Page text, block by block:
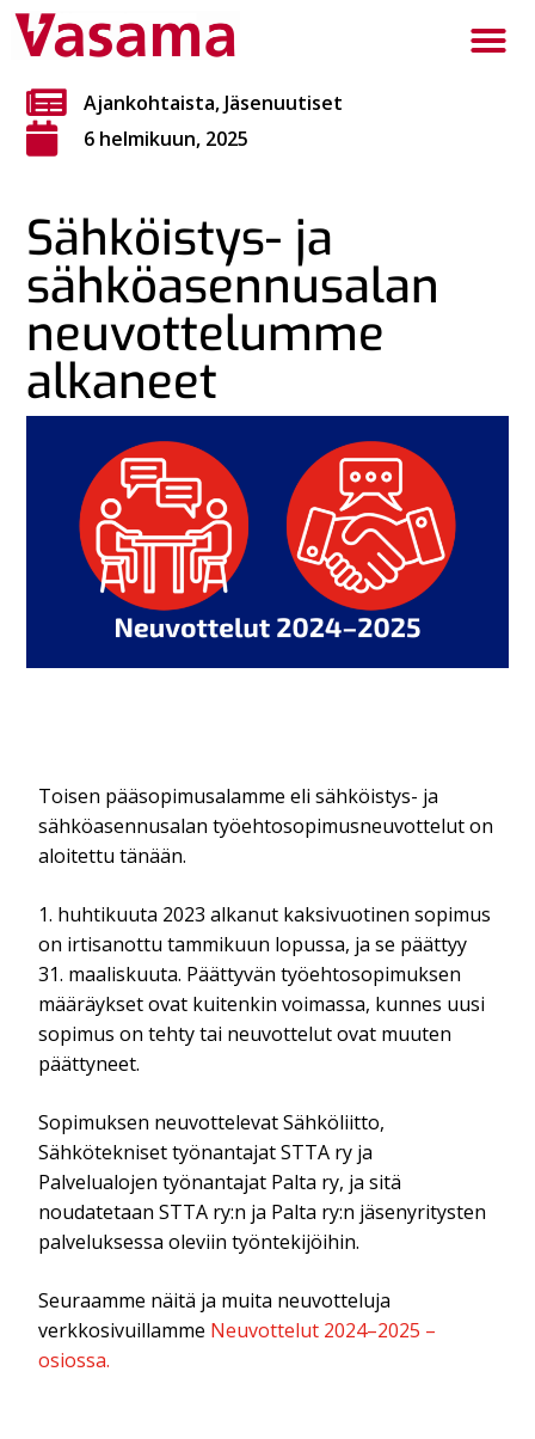
Ajankohtaista, Jäsenuutiset
6 helmikuun, 2025
Sähköistys- ja
sähköasennusalan
neuvottelumme
alkaneet
Toisen pääsopimusalamme eli sähköistys- ja
sähköasennusalan työehtosopimusneuvottelut on
aloitettu tänään.
1. huhtikuuta 2023 alkanut kaksivuotinen sopimus
on irtisanottu tammikuun lopussa, ja se päättyy
31. maaliskuuta. Päättyvän työehtosopimuksen
määräykset ovat kuitenkin voimassa, kunnes uusi
sopimus on tehty tai neuvottelut ovat muuten
päättyneet.
Sopimuksen neuvottelevat Sähköliitto,
Sähkötekniset työnantajat STTA ry ja
Palvelualojen työnantajat Palta ry, ja sitä
noudatetaan STTA ry:n ja Palta ry:n jäsenyritysten
palveluksessa oleviin työntekijöihin.
Seuraamme näitä ja muita neuvotteluja
verkkosivuillamme Neuvottelut 2024–2025 –
osiossa.